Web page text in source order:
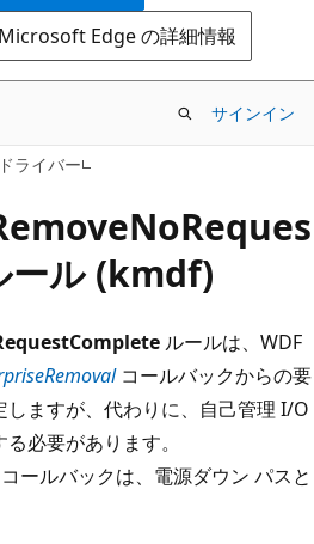
Edge の詳細情報
サインイン
ライバー
ル (kmdf)
ルールは、WDF
コールバックからの要
ますが、代わりに、自己管理 I/O
必要があります。
ールバックは、電源ダウン パスと